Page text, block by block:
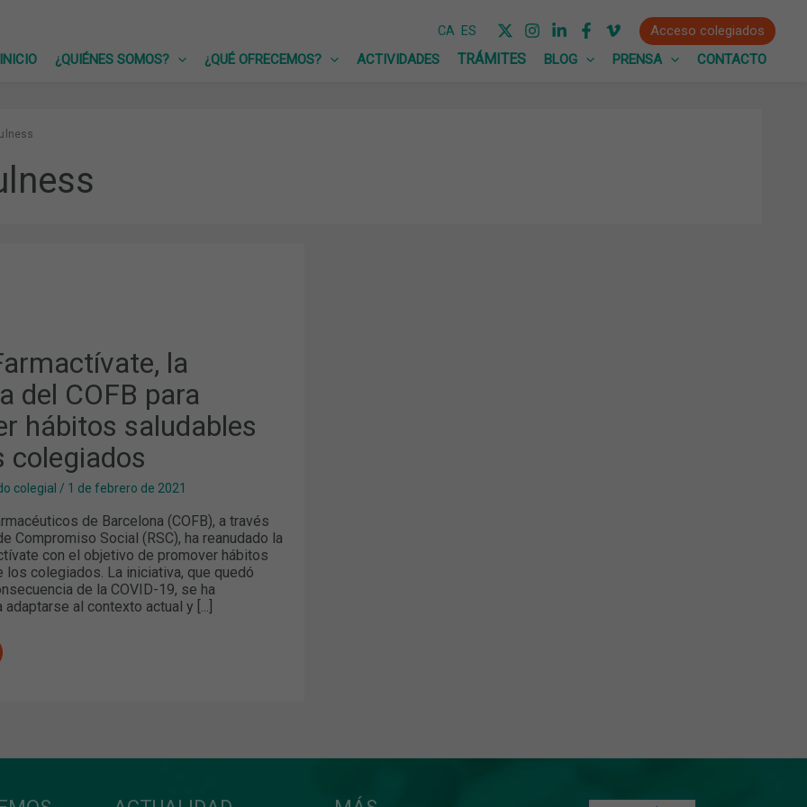
CA ES
Acceso colegiados
INICIO
¿QUIÉNES SOMOS? ¿QUÉ OFRECEMOS? ACTIVIDADES BLOG PRENSA CONTACTO
la
del COFB para
hábitos saludables
colegiados
colegial / 1 de febrero de 2021
de Barcelona (COFB), a través
Compromiso Social (RSC), ha reanudado la
con el objetivo de promover hábitos
los colegiados. La iniciativa, que quedó
de la COVID-19, se ha
al contexto actual y [...]